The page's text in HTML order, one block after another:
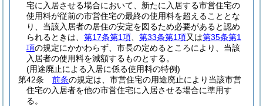
宅に入居させる場合において、新たに入居する市営住宅の
使用料が従前の市営住宅の最終の使用料を超えることとな
り、当該入居者の居住の安定を図るため必要があると認め
られるときは、 第17条第1項 第33条第1項又は第35条第1
項の規定にかかわらず、市長の定めるところにより、当該
入居者の使用料を減額するものとする。
(用途廃止による入居に係る使用料の特例)
第42条
前条の規定は、市営住宅の用途廃止により当該市営
住宅の入居者を他の市営住宅に入居させる場合に準用す
る。